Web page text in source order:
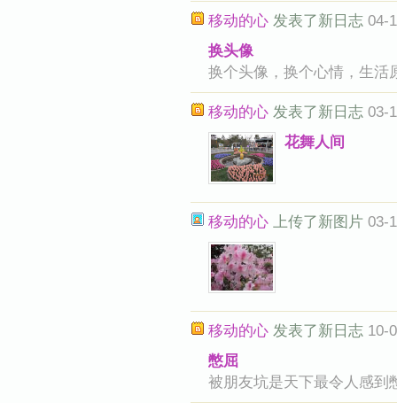
移动的心 发表了新日志 04-
换头像
换个头像，换个心情，生活
移动的心 发表了新日志 03-
花舞人间
移动的心 上传了新图片 03-
移动的心 发表了新日志 10-
憋屈
被朋友坑是天下最令人感到